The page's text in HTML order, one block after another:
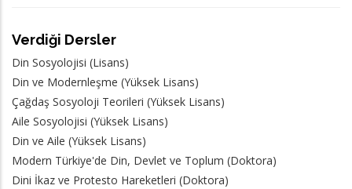
Verdiği Dersler
Din Sosyolojisi (Lisans)
Din ve Modernleşme (Yüksek Lisans)
Çağdaş Sosyoloji Teorileri (Yüksek Lisans)
Aile Sosyolojisi (Yüksek Lisans)
Din ve Aile (Yüksek Lisans)
Modern Türkiye'de Din, Devlet ve Toplum (Doktora)
Dini İkaz ve Protesto Hareketleri (Doktora)